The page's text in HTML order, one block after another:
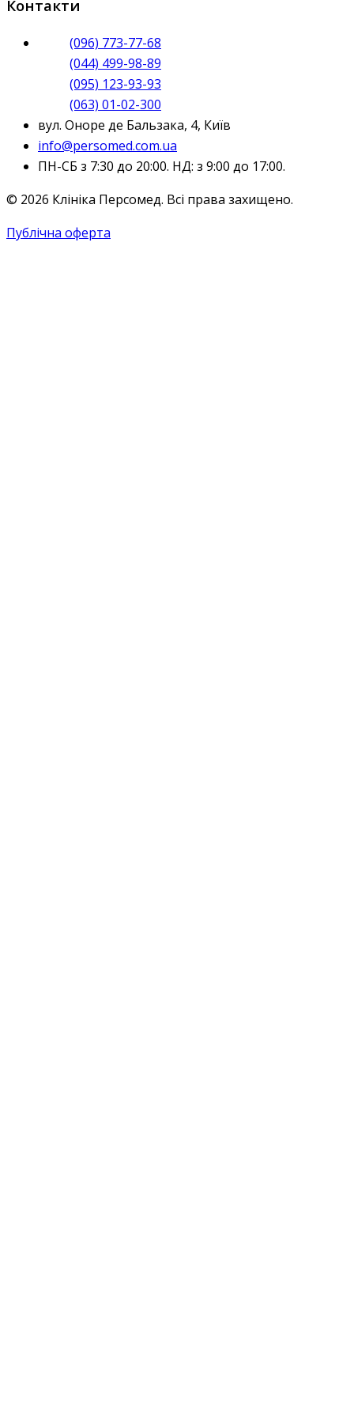
Контакти
(096) 773-77-68
(044) 499-98-89
(095) 123-93-93
(063) 01-02-300
вул. Оноре де Бальзака, 4, Київ
info@persomed.com.ua
ПН-СБ з 7:30 до 20:00. НД: з 9:00 до 17:00.
© 2026 Клініка Персомед. Всі права захищено.
Публічна оферта